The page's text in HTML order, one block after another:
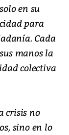
en su
para
Cada
manos la
colectiva
crisis no
sino en lo